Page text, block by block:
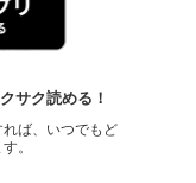
サク読める！
ば、いつでもど
。